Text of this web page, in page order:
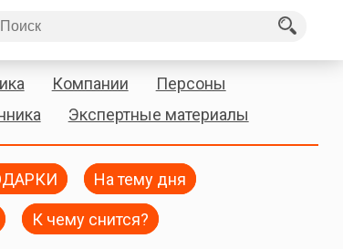
Компании
Персоны
Экспертные материалы
На тему дня
К чему снится?